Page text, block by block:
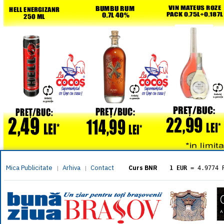
Mica Publicitate | Arhiva | Contact Curs BNR 1 EUR = 4.9774
= 5.8304
1 XAU= 464.4611
1 AED= 1.1933
1 AUD= 2.7957
1 BGN= 2.5449